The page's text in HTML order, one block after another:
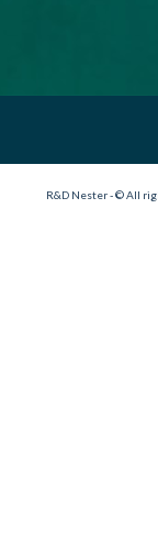
R&D Nester - © All